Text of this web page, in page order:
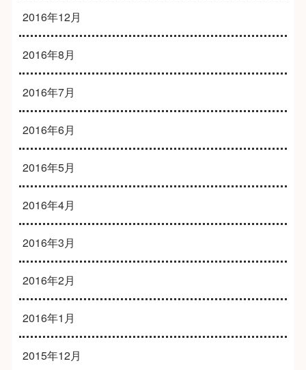
2016年12月
2016年8月
2016年7月
2016年6月
2016年5月
2016年4月
2016年3月
2016年2月
2016年1月
2015年12月